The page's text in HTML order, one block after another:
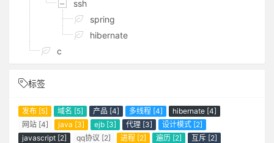
ssh
spring
hibernate
c
标签
发布 [5] 域名 [5] 产品 [4] 多线程 [4]
hibernate [4]
网站 [4]
java [3] ejb [3] 代理 [3]
设计模式 [2]
javascript [2]
qq协议 [2] 进程 [2] 遍历 [2]
互斥 [2]